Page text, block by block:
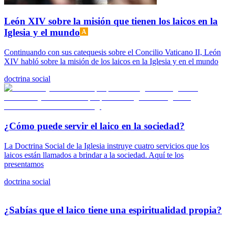
León XIV sobre la misión que tienen los laicos en la
Iglesia y el mundo
Continuando con sus catequesis sobre el Concilio Vaticano II, León
XIV habló sobre la misión de los laicos en la Iglesia y en el mundo
doctrina social
¿Cómo puede servir el laico en la sociedad?
La Doctrina Social de la Iglesia instruye cuatro servicios que los
laicos están llamados a brindar a la sociedad. Aquí te los
presentamos
doctrina social
¿Sabías que el laico tiene una espiritualidad propia?